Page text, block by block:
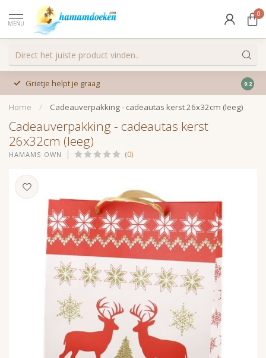
MENU
0
Grietje helpt je graag 9.2
Home / Cadeauverpakking - cadeautas kerst 26x32cm (leeg)
Cadeauverpakking - cadeautas kerst
26x32cm (leeg)
HAMAMS OWN (0)